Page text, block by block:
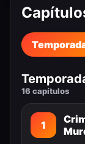
16 capítulos
1